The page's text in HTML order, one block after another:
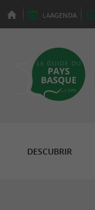
LAAGENDA
DESCUBRIR